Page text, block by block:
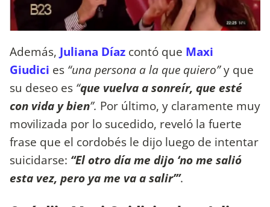
Además, Juliana Díaz contó que Maxi
Giudici es “una persona a la que quiero”y que
su deseo es “que vuelva a sonreír, que esté
con vida y bien”. Por último, y claramente muy
movilizada por lo sucedido, reveló la fuerte
frase que el cordobés le dijo luego de intentar
suicidarse: “El otro día me dijo ‘no me salió
esta vez, pero ya me va a salir’”.